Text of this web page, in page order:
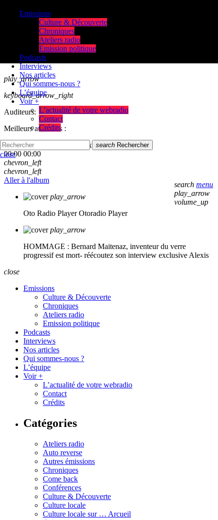
play_arrow
keyboard_arrow_right
Auditeurs:
Meilleurs auditeurs :
skip_previous
skip_next
00:00 00:00
chevron_left
chevron_left
Aller à l'album
play_arrow
Oto Radio Player Otoradio Player
play_arrow
HOMMAGE : Bernard Maitenaz, inventeur du verre
progressif est mort- réécoutez son interview exclusive Alexis
Emissions
Culture & Découverte
Chroniques
Ateliers radio
Emission politique
Podcasts
Interviews
Nos articles
Qui sommes-nous ?
L’équipe
Voir +
L’actualité de votre webradio
Contact
Crédits
search menu
play_arrow
volume_up
search Rechercher
close
close
Emissions
Culture & Découverte
Chroniques
Ateliers radio
Emission politique
Podcasts
Interviews
Nos articles
Qui sommes-nous ?
L’équipe
Voir +
L’actualité de votre webradio
Contact
Crédits
Catégories
Ateliers radio
Auto reverse
Autres émissions
Chroniques
Come back
Conférences
Culture & Découverte
Culture locale
Culture locale sur … Arcueil